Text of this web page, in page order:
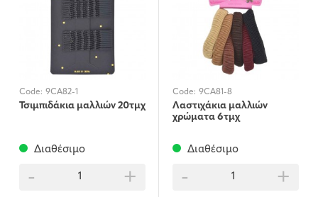
Code: 9CA82-1
Τσιμπιδάκια μαλλιών 20τμχ
Διαθέσιμο
- +
Code: 9CA81-8
Λαστιχάκια μαλλιών
χρώματα 6τμχ
Διαθέσιμο
- +